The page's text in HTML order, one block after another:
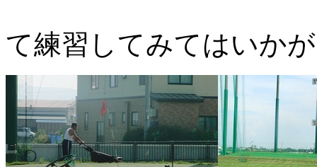
て練習してみてはいか